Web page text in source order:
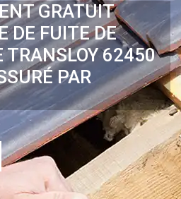
GRATUIT
DE FUITE DE
TRANSLOY 62450
PAR